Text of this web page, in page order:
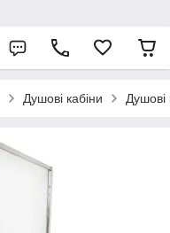
Душові кабіни Душові